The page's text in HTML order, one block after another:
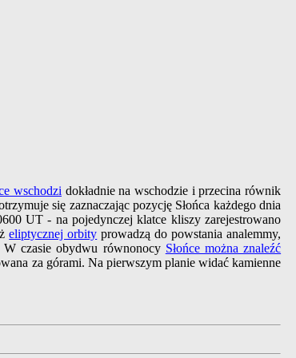
wschodzi dokładnie na wschodzie i przecina równik
się zaznaczając pozycję Słońca każdego dnia
UT - na pojedynczej klatce kliszy zarejestrowano
eliptycznej orbity prowadzą do powstania analemmy,
W czasie obydwu równonocy Słońce można znaleźć
za górami. Na pierwszym planie widać kamienne